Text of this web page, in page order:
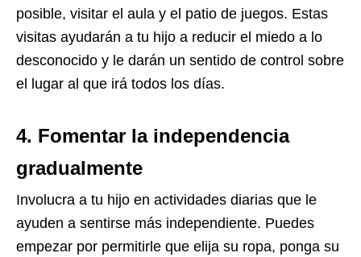
posible, visitar el aula y el patio de juegos. Estas
visitas ayudarán a tu hijo a reducir el miedo a lo
desconocido y le darán un sentido de control sobre
el lugar al que irá todos los días.
4. Fomentar la independencia
gradualmente
Involucra a tu hijo en actividades diarias que le
ayuden a sentirse más independiente. Puedes
empezar por permitirle que elija su ropa, ponga su